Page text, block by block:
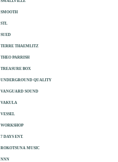
SMOOTH
STL
SUED
TERRE THAEMLITZ
THEO PARRISH
TREASURE BOX
UNDERGROUND QUALITY
VANGUARD SOUND
VAKULA
VESSEL
WORKSHOP
7 DAYS ENT.
ROKOTSUNA MUSIC
NNN